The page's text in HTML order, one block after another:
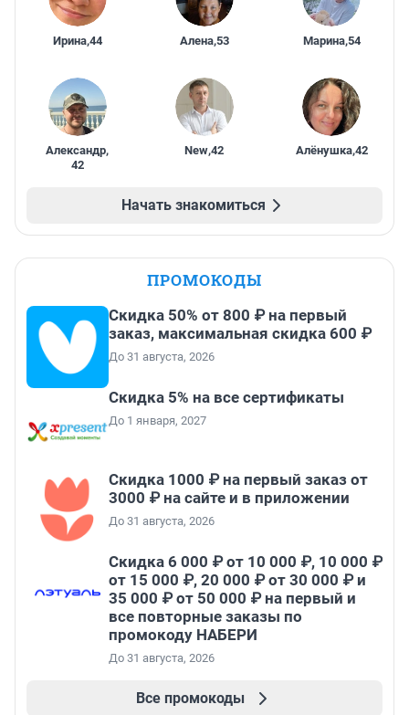
Ирина,44 Алена,53 Марина,54
Александр,
42
New,42 Алёнушка,42
Начать знакомиться
ПРОМОКОДЫ
Скидка 50% от 800 ₽ на первый
заказ, максимальная скидка 600 ₽
До 31 августа, 2026
Скидка 5% на все сертификаты
До 1 января, 2027
Скидка 1000 ₽ на первый заказ от
3000 ₽ на сайте и в приложении
До 31 августа, 2026
Скидка 6 000 ₽ от 10 000 ₽, 10 000 ₽
от 15 000 ₽, 20 000 ₽ от 30 000 ₽ и
35 000 ₽ от 50 000 ₽ на первый и
все повторные заказы по
промокоду НАБЕРИ
До 31 августа, 2026
Все промокоды